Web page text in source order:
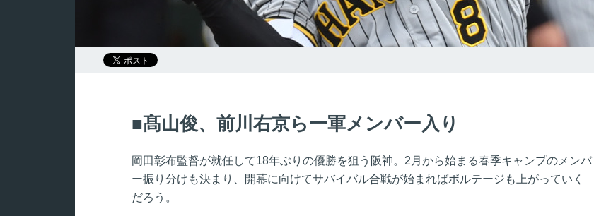
髙山俊、前川右京ら一軍メンバー入り
岡田彰布監督が就任して18年ぶりの優勝を狙う阪神。2月から始まる春季キャンプのメンバ
ー振り分けも決まり、開幕に向けてサバイバル合戦が始まればボルテージも上がっていく
だろう。